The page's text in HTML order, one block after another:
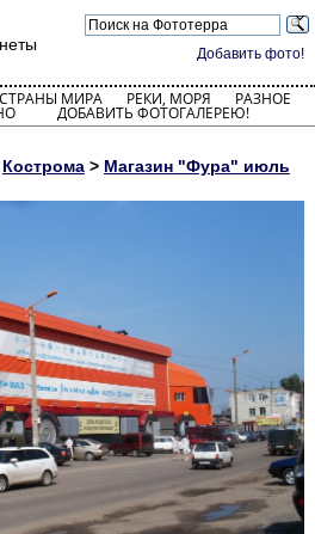
Добавить фото!
СТРАНЫ МИРА РЕКИ, МОРЯ РАЗНОЕ
ДОБАВИТЬ ФОТОГАЛЕРЕЮ!
Кострома > Магазин "Фура" июль